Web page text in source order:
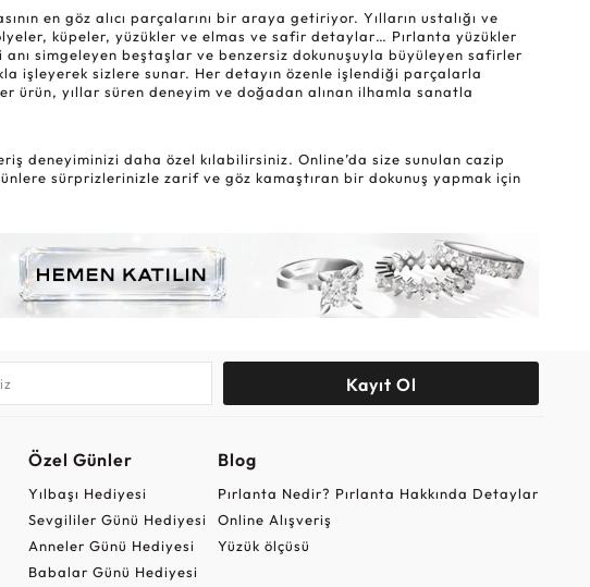
en göz alıcı parçalarını bir araya getiriyor. Yılların ustalığı ve
küpeler, yüzükler ve elmas ve safir detaylar… Pırlanta yüzükler
anı simgeleyen beştaşlar ve benzersiz dokunuşuyla büyüleyen safirler
işleyerek sizlere sunar. Her detayın özenle işlendiği parçalarla
ürün, yıllar süren deneyim ve doğadan alınan ilhamla sanatla
deneyiminizi daha özel kılabilirsiniz. Online’da size sunulan cazip
sürprizlerinizle zarif ve göz kamaştıran bir dokunuş yapmak için
Kayıt Ol
Özel Günler
Yılbaşı Hediyesi
Sevgililer Günü Hediyesi
Anneler Günü Hediyesi
Babalar Günü Hediyesi
Blog
Pırlanta Nedir? Pırlanta Hakkında Detaylar
Online Alışveriş
Yüzük ölçüsü